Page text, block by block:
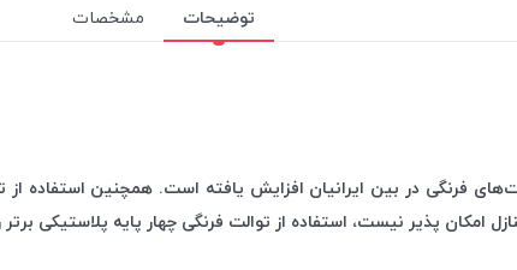
توضیحات مشخصات
فرنگی در بین ایرانیان افزایش یافته ‌است. همچنین استفاده
امکان پذیر نیست، استفاده از توالت فرنگی چهار پایه پلاستیکی